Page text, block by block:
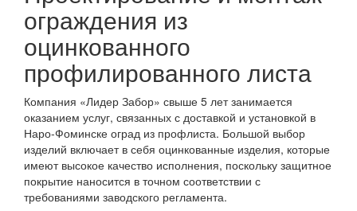
ограждения из
оцинкованного
профилированного листа
Компания «Лидер Забор» свыше 5 лет занимается
оказанием услуг, связанных с доставкой и установкой в
Наро-Фоминске оград из профлиста. Большой выбор
изделий включает в себя оцинкованные изделия, которые
имеют высокое качество исполнения, поскольку защитное
покрытие наносится в точном соответствии с
требованиями заводского регламента.